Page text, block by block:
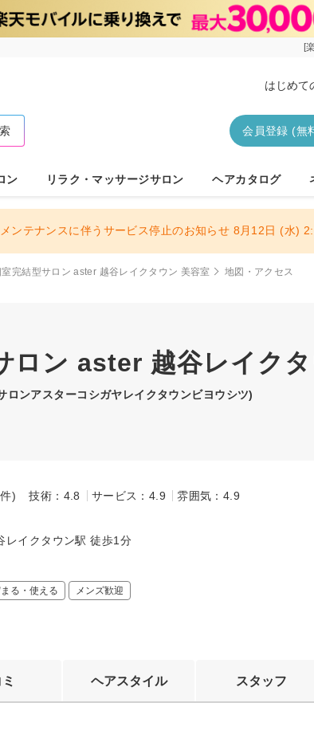
[
はじめて
会員登録 (無
ン リラク・マッサージサロン ヘアカタログ
ンテナンスに伴うサービス停止のお知らせ 8月12日 (水)
完結型サロン aster 越谷レイクタウン 美容室 地図・アクセス
ロン aster 越谷レイク
ンアスターコシガヤレイクタウンビヨウシツ)
) 技術：4.8 サービス：4.9
雰囲気：4.9
レイクタウン駅 徒歩1分
る・使える メンズ歓迎
ヘアスタイル スタッフ